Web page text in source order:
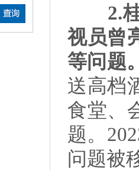
2.
视员曾
等问题
送高档
食堂、
题。
问题被